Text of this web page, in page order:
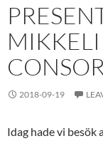
2018-09-19
Idag hade vi